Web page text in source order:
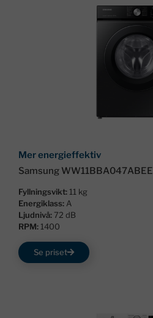
Mer energieffektiv
Samsung WW11BBA047ABEE
Fyllningsvikt: 11 kg
Energiklass: A
Ljudnivå: 72 dB
RPM: 1400
Se priset